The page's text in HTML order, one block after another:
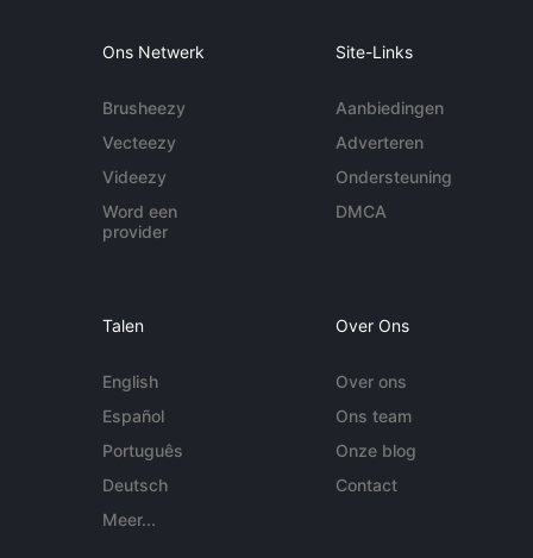
Ons Netwerk
Brusheezy
Vecteezy
Videezy
Word een
provider
Site-Links
Aanbiedingen
Adverteren
Ondersteuning
DMCA
Talen
English
Español
Português
Deutsch
Meer...
Over Ons
Over ons
Ons team
Onze blog
Contact